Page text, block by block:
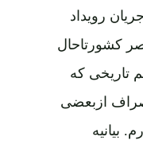
رویداد
کشورتاحال
تاریخی که
با انصراف ازبعضی